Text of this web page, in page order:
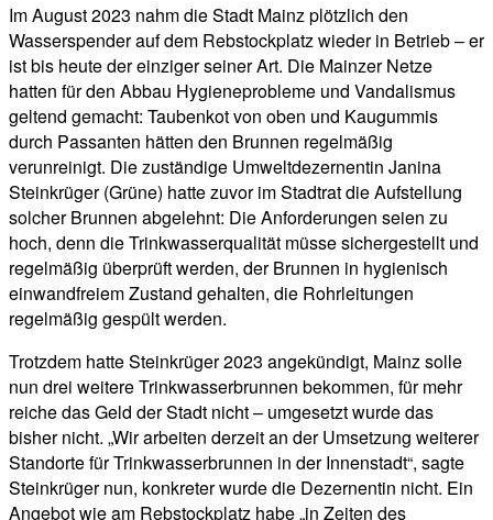
Im August 2023 nahm die Stadt Mainz plötzlich den
Wasserspender auf dem Rebstockplatz wieder in Betrieb – er
ist bis heute der einziger seiner Art. Die Mainzer Netze
hatten für den Abbau Hygieneprobleme und Vandalismus
geltend gemacht: Taubenkot von oben und Kaugummis
durch Passanten hätten den Brunnen regelmäßig
verunreinigt. Die zuständige Umweltdezernentin Janina
Steinkrüger (Grüne) hatte zuvor im Stadtrat die Aufstellung
solcher Brunnen abgelehnt: Die Anforderungen seien zu
hoch, denn die Trinkwasserqualität müsse sichergestellt und
regelmäßig überprüft werden, der Brunnen in hygienisch
einwandfreiem Zustand gehalten, die Rohrleitungen
regelmäßig gespült werden.
Trotzdem hatte Steinkrüger 2023 angekündigt, Mainz solle
nun drei weitere Trinkwasserbrunnen bekommen, für mehr
reiche das Geld der Stadt nicht – umgesetzt wurde das
bisher nicht. „Wir arbeiten derzeit an der Umsetzung weiterer
Standorte für Trinkwasserbrunnen in der Innenstadt“, sagte
Steinkrüger nun, konkreter wurde die Dezernentin nicht. Ein
Angebot wie am Rebstockplatz habe „in Zeiten des